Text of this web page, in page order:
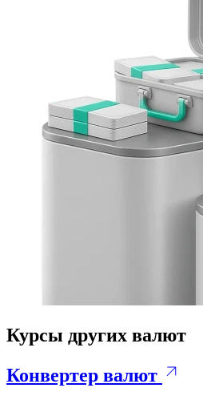
Курсы других валют
Конвертер валют